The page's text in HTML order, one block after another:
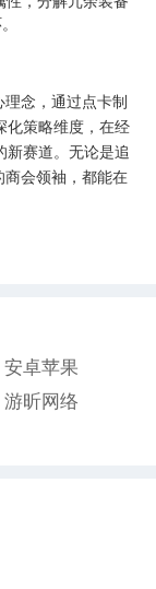
理念，通过点卡制
化策略维度，在经
新赛道。无论是追
商会领袖，都能在
卓苹果
昕网络